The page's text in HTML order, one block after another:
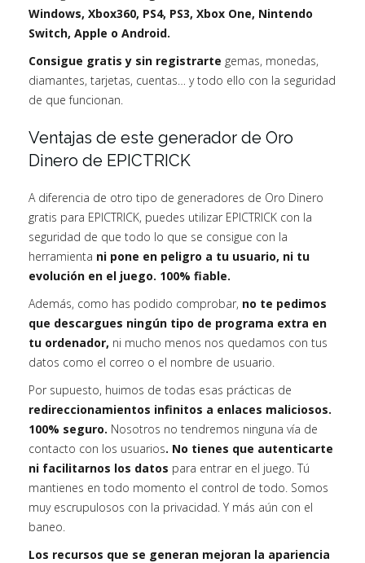
Windows, Xbox360, PS4, PS3, Xbox One, Nintendo
Switch, Apple o Android.
Consigue gratis y sin registrarte gemas, monedas,
diamantes, tarjetas, cuentas… y todo ello con la seguridad
de que funcionan.
Ventajas de este generador de Oro
Dinero de EPICTRICK
A diferencia de otro tipo de generadores de Oro Dinero
gratis para EPICTRICK, puedes utilizar EPICTRICK con la
seguridad de que todo lo que se consigue con la
herramienta ni pone en peligro a tu usuario, ni tu
evolución en el juego. 100% fiable.
Además, como has podido comprobar, no te pedimos
que descargues ningún tipo de programa extra en
tu ordenador, ni mucho menos nos quedamos con tus
datos como el correo o el nombre de usuario.
Por supuesto, huimos de todas esas prácticas de
redireccionamientos infinitos a enlaces maliciosos.
100% seguro. Nosotros no tendremos ninguna vía de
contacto con los usuarios. No tienes que autenticarte
ni facilitarnos los datos para entrar en el juego. Tú
mantienes en todo momento el control de todo. Somos
muy escrupulosos con la privacidad. Y más aún con el
baneo.
Los recursos que se generan mejoran la apariencia